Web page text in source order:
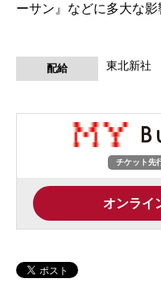
ーサン』などに多大な影
配給 東北新社
チケット先
オンライ